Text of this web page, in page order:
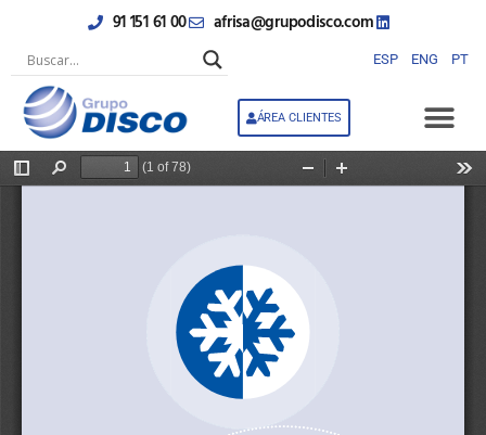
content
91 151 61 00 afrisa@grupodisco.com
ESP ENG PT
ÁREA CLIENTES